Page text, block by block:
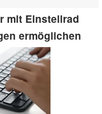
mit Einstellrad
ermöglichen